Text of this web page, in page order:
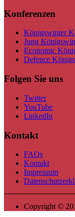
Konferenzen
Königswinter
Jung
Economic
Defence
Folgen Sie uns
Twitter
YouTube
LinkedIn
Kontakt
FAQs
Kontakt
Impressum
Copyright ©